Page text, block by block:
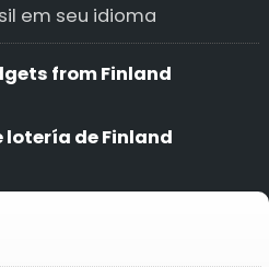
em seu idioma
from Finland
lotería de Finland
de Finland